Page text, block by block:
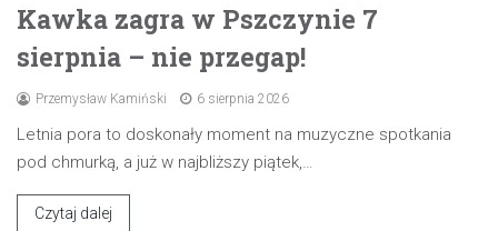
Kawka zagra w Pszczynie 7
sierpnia – nie przegap!
Przemysław Kamiński 6 sierpnia 2026
Letnia pora to doskonały moment na muzyczne spotkania
pod chmurką, a już w najbliższy piątek,…
Czytaj dalej